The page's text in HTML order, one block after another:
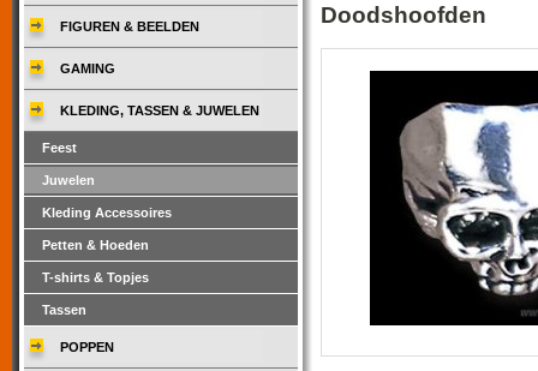
Doodshoofden
FIGUREN & BEELDEN
GAMING
KLEDING, TASSEN & JUWELEN
Feest
Juwelen
Kleding Accessoires
Petten & Hoeden
T-shirts & Topjes
Tassen
POPPEN